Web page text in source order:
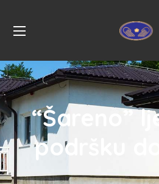
“Šareno”
podršku